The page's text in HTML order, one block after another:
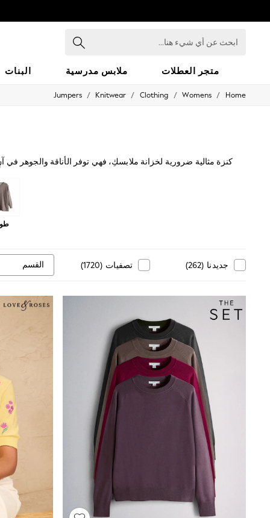
عن
متجر العطلات ملابس مدرسية البنات
HOLIDAY SHOP
Occasionwear
Girls
Swimwear & Beachwear
Tops & T-Shirts
Jumpsuits & Playsuits
Shorts & Skirts
Sun Safe
Sun Hats & Caps
Sunglasses
Women's Holiday Shop
Women's Travel Styles
Dresses
Occasionwear
Linen Collection
Tops & T-Shirts
Cover Ups & Kaftans
Sandals
Swimwear
Jumpsuits & Playsuits
Beachwear
Skirts
Trousers
Sunglasses
Sun Hats & Caps
Home
/
Womens
/
Clothing
/
Knitwear
/
Jumpers
كنزة مثالية ضرورية لخزانة ملابسكِ، فهي توفر الأناقة والجوهر
جديدنا (
262
) تصفيات (
1720
) القسم